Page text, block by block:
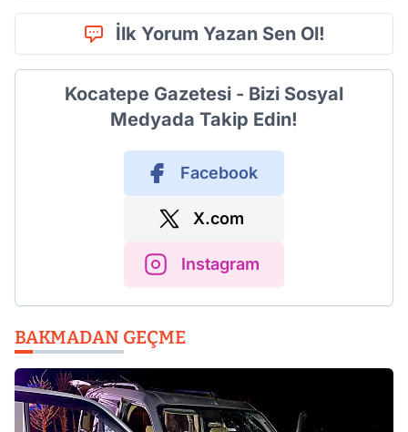
İlk Yorum Yazan Sen Ol!
Kocatepe Gazetesi - Bizi Sosyal
Medyada Takip Edin!
Facebook
X.com
Instagram
BAKMADAN GEÇME